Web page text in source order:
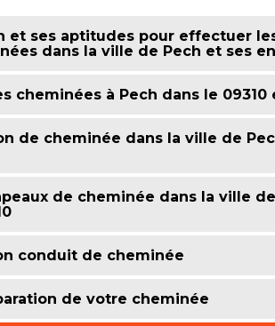
et ses aptitudes pour effectuer
dans la ville de Pech et ses
cheminées à Pech dans le 09310
de cheminée dans la ville de
de cheminée dans la ville
conduit de cheminée
de votre cheminée